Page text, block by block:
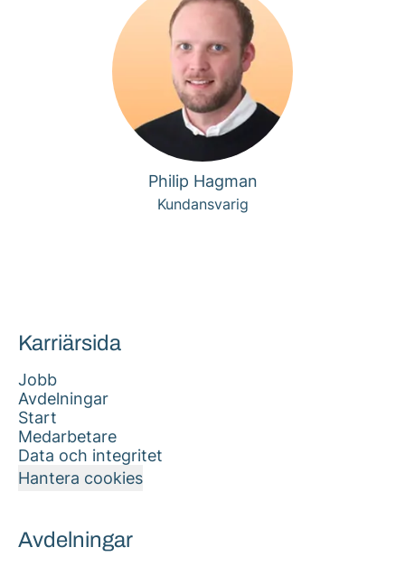
Philip Hagman
Kundansvarig
Karriärsida
Jobb
Avdelningar
Start
Medarbetare
Data och integritet
Hantera cookies
Avdelningar